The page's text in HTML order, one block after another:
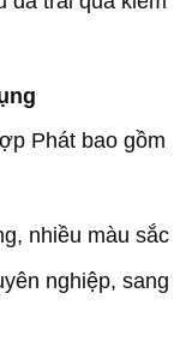
Phát bao gồm
nhiều màu sắc
nghiệp, sang